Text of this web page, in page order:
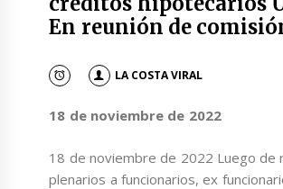
En reunión de
LA COSTA VIRAL
18 de noviembre de 2022
18 de noviembre de 2022 Luego de
plenarios a funcionarios, ex